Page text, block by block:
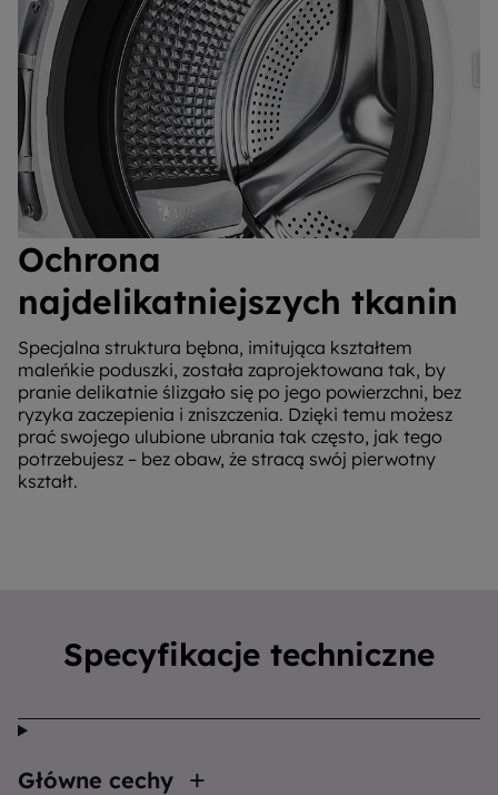
Ochrona
najdelikatniejszych tkanin
Specjalna struktura bębna, imitująca kształtem
maleńkie poduszki, została zaprojektowana tak, by
pranie delikatnie ślizgało się po jego powierzchni, bez
ryzyka zaczepienia i zniszczenia. Dzięki temu możesz
prać swojego ulubione ubrania tak często, jak tego
potrzebujesz – bez obaw, że stracą swój pierwotny
kształt.
Specyfikacje techniczne
Główne cechy